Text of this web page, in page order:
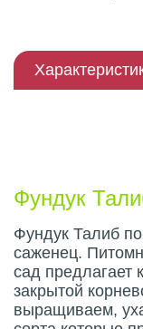
Фундук
Фундук Талиб
саженец.
сад предлагает
закрытой
выращиваем,